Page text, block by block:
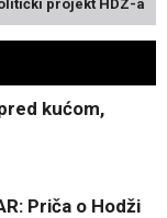
projekt HDZ-a
kućom,
Priča o Hodži